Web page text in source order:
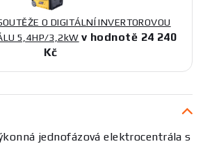
O DIGITÁLNÍ INVERTOROVOU
5,4HP/3,2kW v hodnotě 24 240
Kč
jednofázová elektrocentrála s